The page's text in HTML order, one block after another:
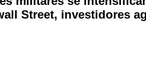
Street, investidores